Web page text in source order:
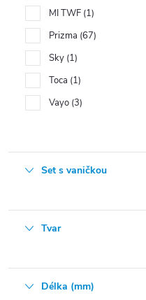
MI TWF 1
Prizma 67
Sky 1
Toca 1
Vayo 3
Set s vaničkou
Tvar
Délka (mm)